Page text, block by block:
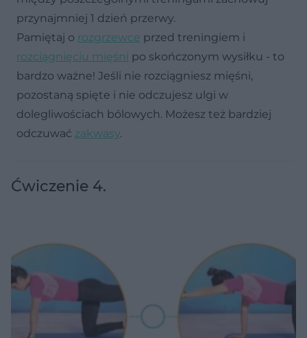
przynajmniej 1 dzień przerwy.
Pamiętaj o rozgrzewce przed treningiem i
rozciągnięciu mięśni po skończonym wysiłku - to
bardzo ważne! Jeśli nie rozciągniesz mięśni,
pozostaną spięte i nie odczujesz ulgi w
dolegliwościach bólowych. Możesz też bardziej
odczuwać zakwasy.
Ćwiczenie 4.